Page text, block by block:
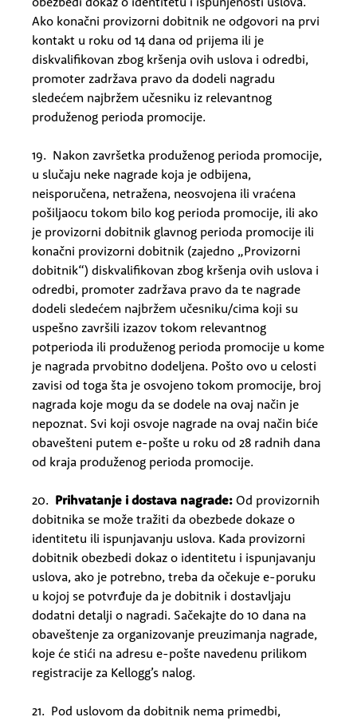
Ako konačni provizorni dobitnik ne odgovori na prvi
kontakt u roku od 14 dana od prijema ili je
diskvalifikovan zbog kršenja ovih uslova i odredbi,
promoter zadržava pravo da dodeli nagradu
sledećem najbržem učesniku iz relevantnog
produženog perioda promocije.
19. Nakon završetka produženog perioda promocije,
u slučaju neke nagrade koja je odbijena,
neisporučena, netražena, neosvojena ili vraćena
pošiljaocu tokom bilo kog perioda promocije, ili ako
je provizorni dobitnik glavnog perioda promocije ili
konačni provizorni dobitnik (zajedno „Provizorni
dobitnik“) diskvalifikovan zbog kršenja ovih uslova i
odredbi, promoter zadržava pravo da te nagrade
dodeli sledećem najbržem učesniku/cima koji su
uspešno završili izazov tokom relevantnog
potperioda ili produženog perioda promocije u kome
je nagrada prvobitno dodeljena. Pošto ovo u celosti
zavisi od toga šta je osvojeno tokom promocije, broj
nagrada koje mogu da se dodele na ovaj način je
nepoznat. Svi koji osvoje nagrade na ovaj način biće
obavešteni putem e-pošte u roku od 28 radnih dana
od kraja produženog perioda promocije.
20. Prihvatanje i dostava nagrade: Od provizornih
dobitnika se može tražiti da obezbede dokaze o
identitetu ili ispunjavanju uslova. Kada provizorni
dobitnik obezbedi dokaz o identitetu i ispunjavanju
uslova, ako je potrebno, treba da očekuje e-poruku
u kojoj se potvrđuje da je dobitnik i dostavljaju
dodatni detalji o nagradi. Sačekajte do 10 dana na
obaveštenje za organizovanje preuzimanja nagrade,
koje će stići na adresu e-pošte navedenu prilikom
registracije za Kellogg’s nalog.
21. Pod uslovom da dobitnik nema primedbi,